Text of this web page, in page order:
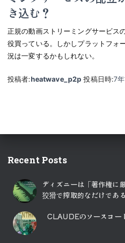
き込む？
正規の動画ストリーミングサービス
役買っている。しかしプラットフォ
況は一変するかもしれない。
投稿者:heatwave_p2p 投稿日時:7年
Recent Posts
ディズニーは「著作権に
狡猾で搾取的なだけである
CLAUDEのソースコー